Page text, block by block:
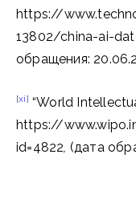
https://
13802/china-ai-
обращения:
[xi] “World
https://
id=4822, (дата